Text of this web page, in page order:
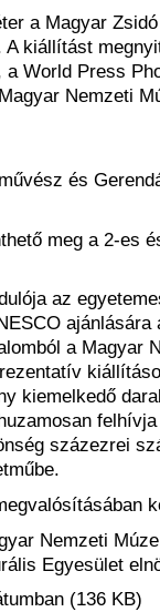
a Magyar
kiállítást
World Press
Nemzeti
és
meg a 2-es
az
ajánlására
a Magyar
kiemelkedő
százezrei
Nemzeti
Egyesület
(136 KB)